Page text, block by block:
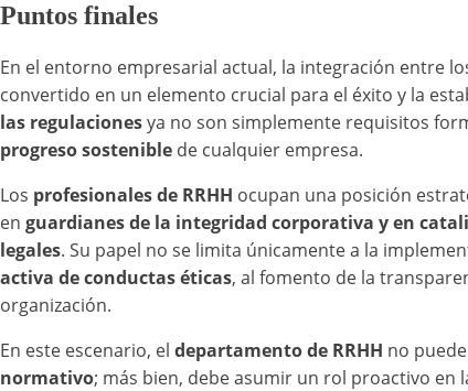
Puntos finales
En el entorno empresarial actual, la integración entre
convertido en un elemento crucial para el éxito y la
las regulacionesya no son simplemente requisitos
progreso sostenible de cualquier empresa.
Los profesionales de RRHH ocupan una posición
en guardianes de la integridad corporativa y en
legales. Su papel no se limita únicamente a la
activa de conductas éticas, al fomento de la
organización.
En este escenario, el departamento de RRHH no
normativo; más bien, debe asumir un rol proactivo en